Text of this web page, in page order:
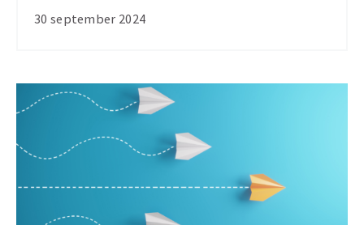
30 september 2024
niet
maar
je
succesvol
aanpakken